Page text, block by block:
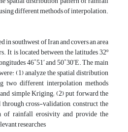
different methods of interpolation.
in southwest of Iran and covers an area
It is located between the latitudes 32º
46˚51ʹ and 50˚30ʹE. The main
(1) analyze the spatial distribution
two different interpolation methods
simple Kriging; (2) put forward the
cross-validation, construct the
of rainfall erosivity and provide the
researches